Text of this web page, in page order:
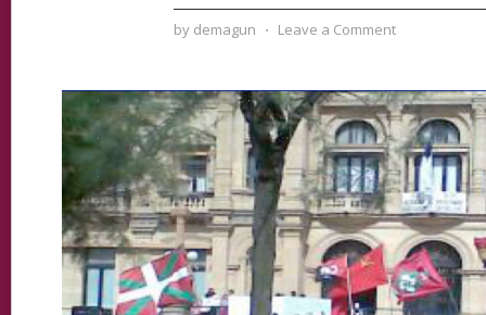
by demagun ⋅ Leave a Comment